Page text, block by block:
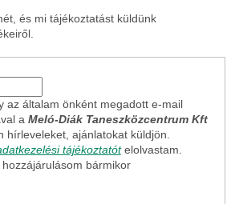
és mi tájékoztatást küldünk
az általam önként megadott e-mail
a Meló-Diák Taneszközcentrum Kft
hírleveleket, ajánlatokat küldjön.
tájékoztatót elolvastam.
bármikor